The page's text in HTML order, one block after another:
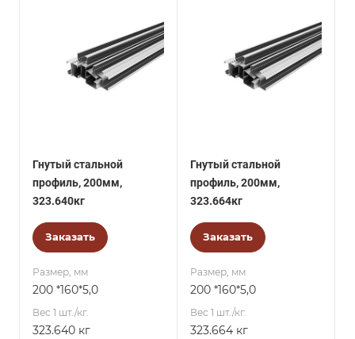
Гнутый стальной
профиль, 200мм,
323.640кг
Заказать
Размер, мм
200 *160*5,0
Вес 1 шт./кг.
323.640 кг
Гнутый стальной
профиль, 200мм,
323.664кг
Заказать
Размер, мм
200 *160*5,0
Вес 1 шт./кг.
323.664 кг